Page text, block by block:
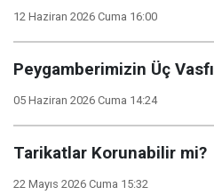
12 Haziran 2026 Cuma 16:00
Peygamberimizin Üç Vasfı
05 Haziran 2026 Cuma 14:24
Tarikatlar Korunabilir mi?
22 Mayıs 2026 Cuma 15:32